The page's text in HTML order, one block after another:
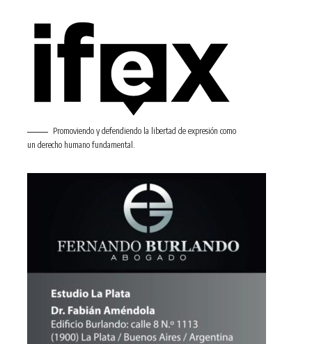
Promoviendo y defendiendo la libertad de expresión como
un derecho humano fundamental.